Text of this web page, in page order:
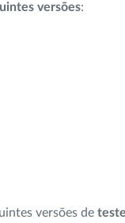
versões:
versões de teste